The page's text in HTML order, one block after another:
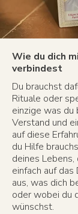
Wie du dich
verbindest
Du brauchst
Rituale oder
einzige was
Verstand und
auf diese
du Hilfe
deines
einfach auf das
aus, was dich
oder wobei du
wünschst.